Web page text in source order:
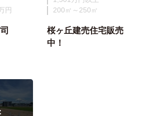
円
200㎡～250㎡
桜ヶ丘建売住宅販売
中！